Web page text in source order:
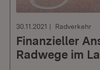
30.11.2021 Radverkehr
Finanzieller
Radwege im